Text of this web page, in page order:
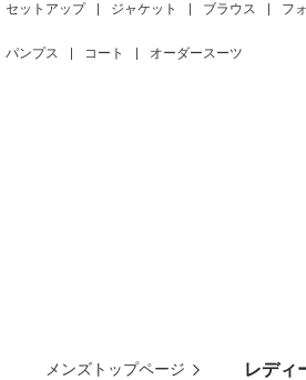
セットアップ ジャケット ブラウス フ
パンプス コート オーダースーツ
メンズトップページ レディ